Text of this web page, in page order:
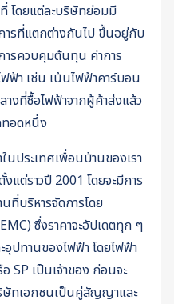
โดยแต่ละบริษัทย่อมมี
ารที่แตกต่างกันไป ขึ้นอยู่กับ
ารควบคุมต้นทุน ค่าการ
ฟ้า เช่น เน้นไฟฟ้าคาร์บอน
งที่ซื้อไฟฟ้าจากผู้ค้าส่งแล้ว
ทอดหนึ่ง
นประเทศเพื่อนบ้านของเรา
แต่ราวปี 2001 โดยจะมีการ
ที่บริหารจัดการโดย
ซึ่งราคาจะอัปเดตทุก ๆ
ปทานของไฟฟ้า โดยไฟฟ้า
SP เป็นเจ้าของ ก่อนจะ
ษัทเอกชนเป็นคู่สัญญาและ